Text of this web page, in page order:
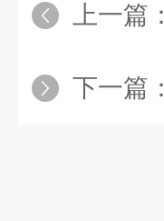
上一篇：
下一篇：